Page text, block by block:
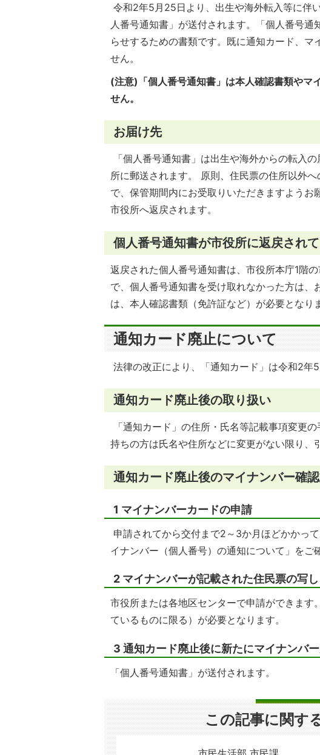
令和2年5月25日より、出生や海外転入等に伴
人番号通知書」が送付されます。「個人番号
らせするための書類です。既に通知カード、
せん。
(注意)「個人番号通知書」は本人確認書類やマ
せん。
お届け先
「個人番号通知書」は出生や海外からの転入
所に郵送されます。 原則、住民票の住所以外
で、保管期間内にお受取りいただきますよう
市役所へ返戻されます。
個人番号通知書が市役所に返戻され
返戻された個人番号通知書は、市役所本庁1階
で、個人番号通知書を受け取れなかった方は
は、本人確認書類（免許証など）が必要となり
通知カード廃止について
法律の改正により、「通知カード」は令和2年
通知カード廃止後の取り扱い
「通知カード」の住所・氏名等記載事項変更
持ちの方は氏名や住所などに変更がない限り、
通知カード廃止後のマイナンバー確
1 マイナンバーカードの申請
申請されてから交付まで2～3か月ほどかかっ
イナンバー（個人番号）の通知について」をご
2 マイナンバーが記載された住民票の写
市役所または各地区センターで申請ができま
ているものに限る）が必要となります。
3 通知カード廃止後に新たにマイナンバ
「個人番号通知書」が送付されます。
この記事に関す